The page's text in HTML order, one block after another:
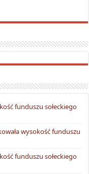
funduszu sołeckiego
wysokość funduszu
funduszu sołeckiego